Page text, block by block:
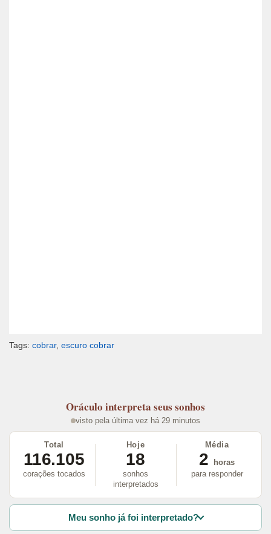
Tags: cobrar, escuro cobrar
Oráculo interpreta seus sonhos
visto pela última vez há 29 minutos
Total
116.105
corações tocados
Hoje
18
sonhos
interpretados
Média
2
horas
para responder
Meu sonho já foi interpretado?